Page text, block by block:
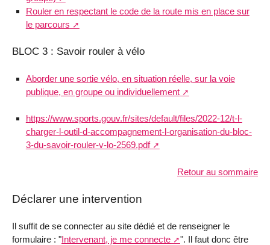
Rouler en respectant le code de la route mis en place sur
le parcours
BLOC 3 : Savoir rouler à vélo
Aborder une sortie vélo, en situation réelle, sur la voie
publique, en groupe ou individuellement
https://www.sports.gouv.fr/sites/default/files/2022-12/t-l-
charger-l-outil-d-accompagnement-l-organisation-du-bloc-
3-du-savoir-rouler-v-lo-2569.pdf
Retour au sommaire
Déclarer une intervention
Il suffit de se connecter au site dédié et de renseigner le
formulaire : "Intervenant, je me connecte
". Il faut donc être